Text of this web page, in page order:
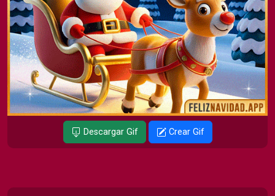
Descargar Gif Crear Gif